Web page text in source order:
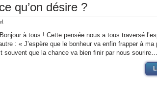
qu’on désire ?
à tous ! Cette pensée nous a tous traversé
: « J’espère que le bonheur va enfin frapper à
souvent que la chance va bien finir par nous